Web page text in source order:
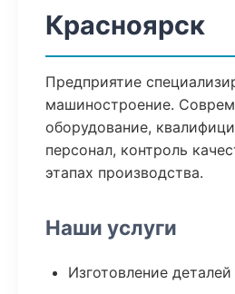
Красноярск
Предприятие
машиностроение.
оборудование,
персонал, контроль
этапах производства.
Наши услуги
Изготовление